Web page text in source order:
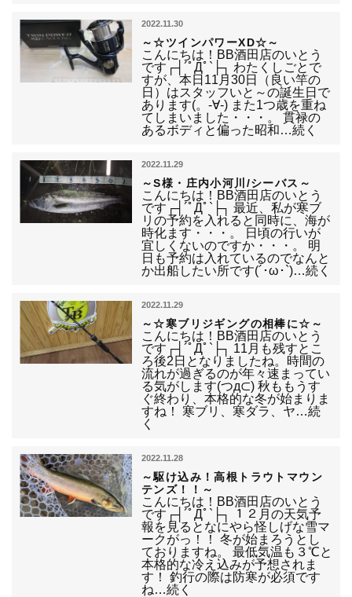
2022.11.30
～☆ツインパワーXD☆～
こんにちは！BB酒田店のいとう
です┌┤´ﾟДﾟ`├┐ わたくしごとで
すが、本日11月30日（良い竿の
日）はスタッフいと～の誕生日で
あります(。-∀-) また1つ歳を重ね
てしまいました・・・。 貫禄の
あるボディと偏った昭和…続く
2022.11.29
～S様・庄内小河川/シーバス～
こんにちは！BB酒田店のいとう
です┌┤´ﾟДﾟ`├┐ 最近、私が寒ブ
リの予約を入れると同時に、海が
時化ます・・・。 日頃の行いが
宜しくないのですか・・・。 明
日も予約は入れているのでなんと
か出船したい所です(´･ω･`)…続く
2022.11.29
～☆寒ブリジギングの相棒に☆～
こんにちは！BB酒田店のいとう
です┌┤´ﾟДﾟ`├┐ 11月も残すとこ
ろ後2日となりましたね。時間の
流れが過ぎるのが年々速まってい
る気がします(つд⊂) 秋ももうす
ぐ終わり、本格的な冬が始まりま
すね！ 寒ブリ、寒ダラ、ヤ…続
く
2022.11.28
～駆け込み！高根トラウトマウン
テンズ！！～
こんにちは！BB酒田店のいとう
です┌┤´ﾟДﾟ`├┐ １２月の天気予
報を見るとなにやら怪しげな雪マ
ークがっ！！ 冬が始まろうとし
ておりますね。 最低気温も３℃と
本格的な冷え込みが予想されま
す！ 釣行の際は防寒が必須です
ね…続く